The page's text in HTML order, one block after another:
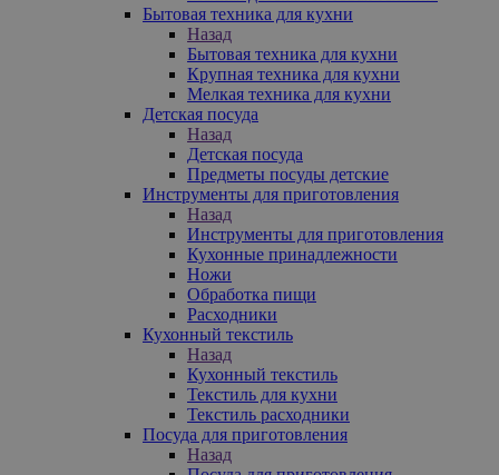
Бытовая техника для кухни
Назад
Бытовая техника для кухни
Крупная техника для кухни
Мелкая техника для кухни
Детская посуда
Назад
Детская посуда
Предметы посуды детские
Инструменты для приготовления
Назад
Инструменты для приготовления
Кухонные принадлежности
Ножи
Обработка пищи
Расходники
Кухонный текстиль
Назад
Кухонный текстиль
Текстиль для кухни
Текстиль расходники
Посуда для приготовления
Назад